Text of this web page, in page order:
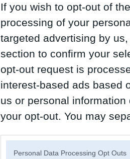
If you wish to opt-out of
processing of your
targeted advertising by
section to confirm your
opt-out request is
interest-based ads based
us or personal
your opt-out. You may
Personal Data Processing Opt Outs